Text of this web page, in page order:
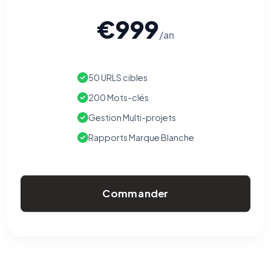
€999/an
50 URLS cibles
200 Mots-clés
Gestion Multi-projets
Rapports Marque Blanche
Commander